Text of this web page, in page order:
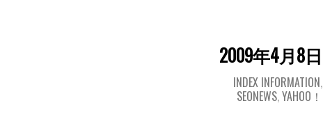
2009年4月8日
INDEX INFORMATION,
SEONEWS,YAHOO！